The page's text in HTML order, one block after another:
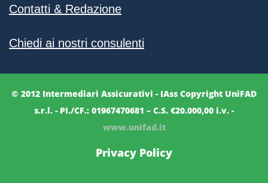
Contatti & Redazione
Chiedi ai nostri consulenti
© 2012 Intermediari Assicurativi - IAss Copyright UniFAD
s.r.l. - PI./CF.: 01967470681 – C.S. €20.000,00 i.v. -
www.unifad.it
Privacy Policy